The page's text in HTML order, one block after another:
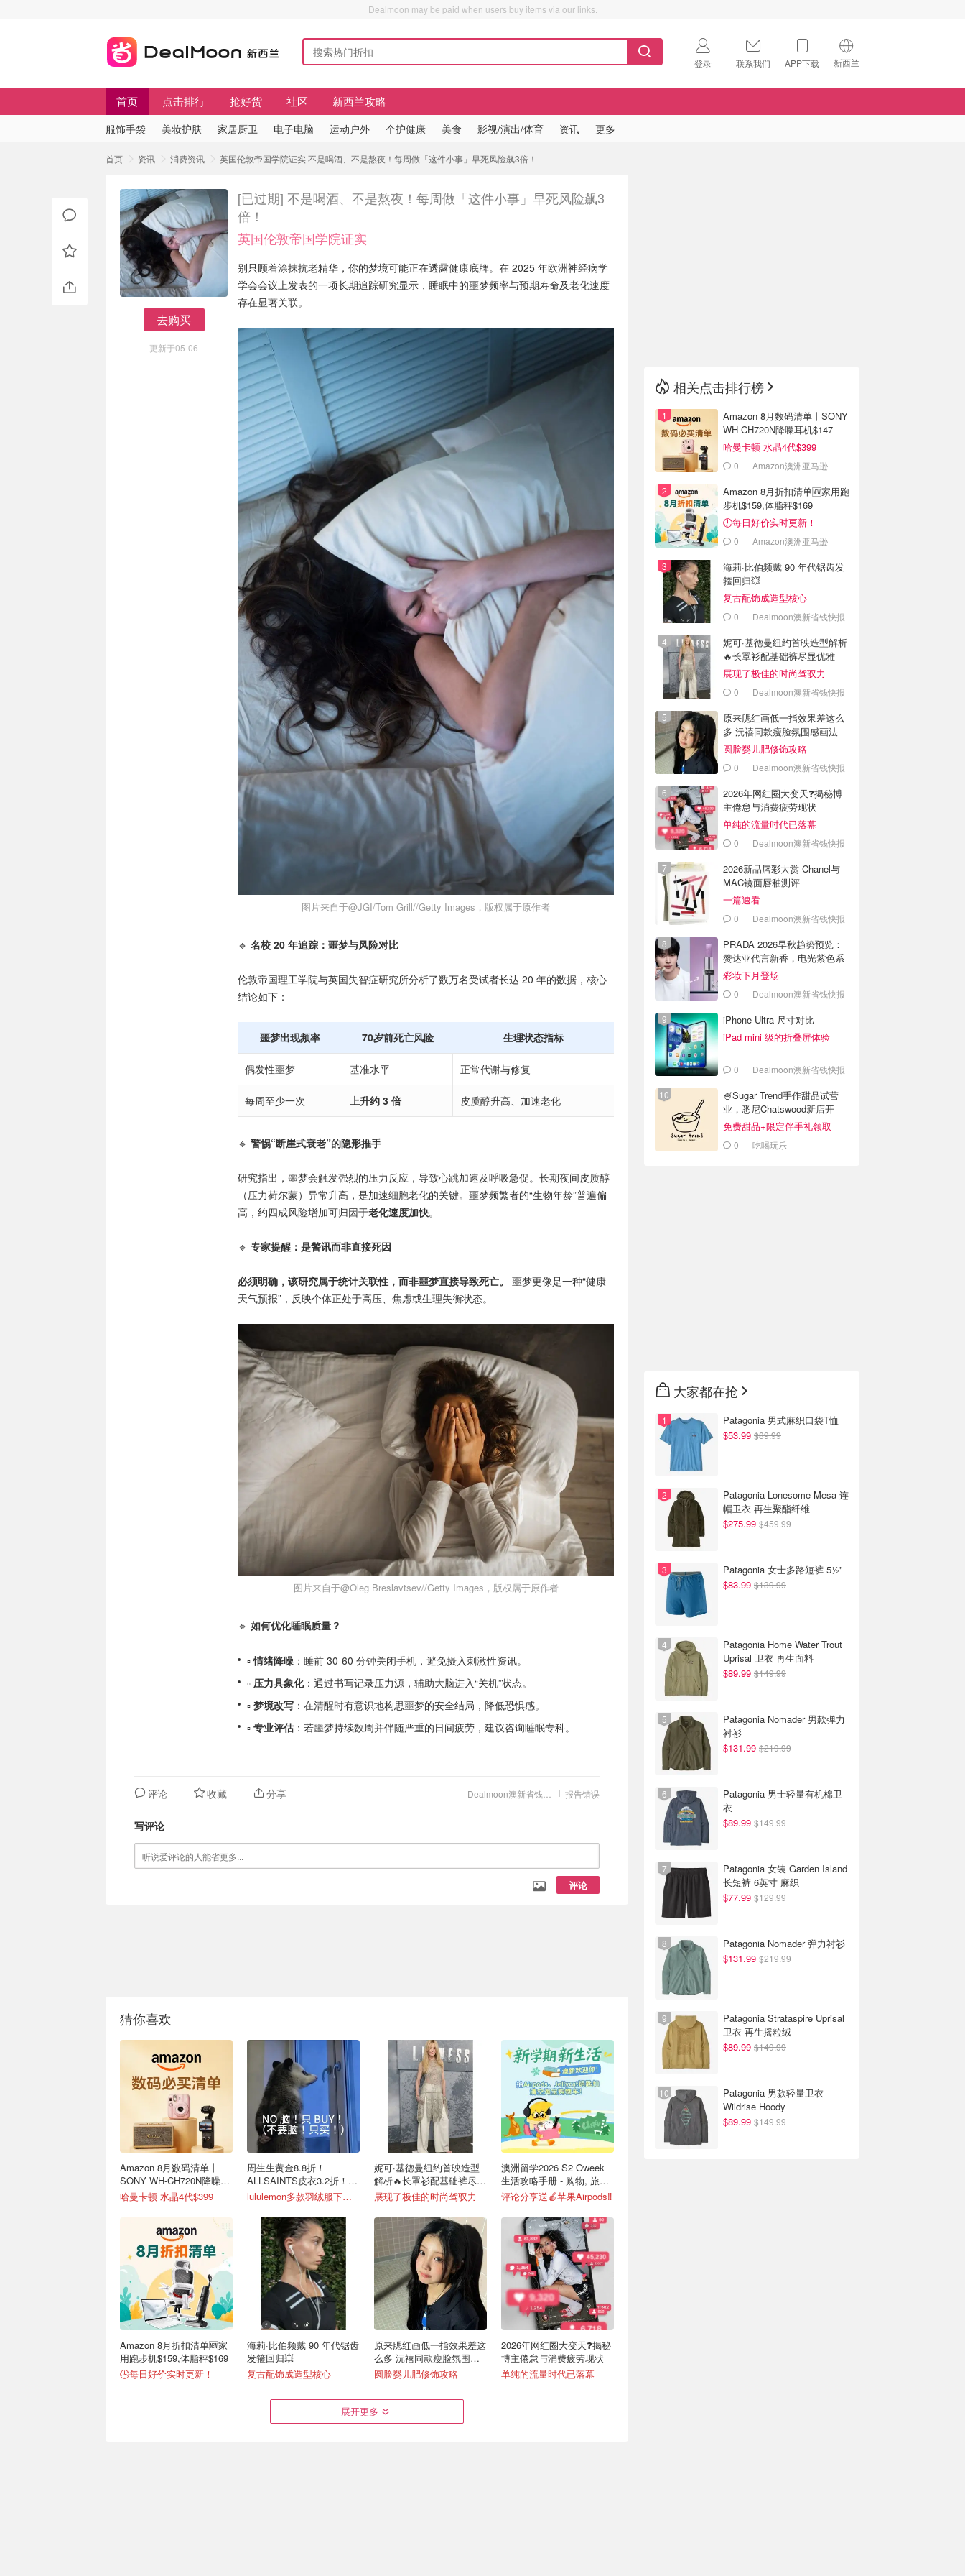
Dealmoon may be paid when users buy items via our links.
登录 联系我们 APP下载 新西兰
🇺🇸
首页 点击排行 抢好货 社区 新西兰攻略
服饰手袋 美妆护肤 家居厨卫 电子电脑 运动户外 个护健康 美食 影视/演出/体育 资讯 更多
首页 资讯 消费资讯 英国伦敦帝国学院证实 不是喝酒、不是熬夜！每周做「这件小事」早死风险飙3倍！
去购买
更新于05-06
[已过期] 不是喝酒、不是熬夜！每周做「这件小事」早死风险飙3
倍！
英国伦敦帝国学院证实
别只顾着涂抹抗老精华，你的梦境可能正在透露健康底牌。在 2025 年欧洲神经病学
学会会议上发表的一项长期追踪研究显示，睡眠中的噩梦频率与预期寿命及老化速度
存在显著关联。
图片来自于@JGI/Tom Grill//Getty Images，版权属于原作者
🔹 名校 20 年追踪：噩梦与风险对比
伦敦帝国理工学院与英国失智症研究所分析了数万名受试者长达 20 年的数据，核心
结论如下：
噩梦出现频率 70岁前死亡风险 生理状态指标
偶发性噩梦 基准水平 正常代谢与修复
每周至少一次 上升约 3 倍 皮质醇升高、加速老化
🔹 警惕“断崖式衰老”的隐形推手
研究指出，噩梦会触发强烈的压力反应，导致心跳加速及呼吸急促。长期夜间皮质醇
（压力荷尔蒙）异常升高，是加速细胞老化的关键。噩梦频繁者的“生物年龄”普遍偏
高，约四成风险增加可归因于老化速度加快。
🔹 专家提醒：是警讯而非直接死因
必须明确，该研究属于统计关联性，而非噩梦直接导致死亡。
噩梦更像是一种“健康
天气预报”，反映个体正处于高压、焦虑或生理失衡状态。
图片来自于@Oleg Breslavtsev//Getty Images，版权属于原作者
🔹 如何优化睡眠质量？
▫️情绪降噪 ：睡前 30-60 分钟关闭手机，避免摄入刺激性资讯。
▫️ 压力具象化：通过书写记录压力源，辅助大脑进入“关机”状态。
▫️ 梦境改写 ：在清醒时有意识地构思噩梦的安全结局，降低恐惧感。
▫️ 专业评估 ：若噩梦持续数周并伴随严重的日间疲劳，建议咨询睡眠专科。
报告错误
评论 收藏 分享
写评论
评论
猜你喜欢
Amazon 8月数码清单丨
SONY WH-CH720N降噪耳
机$147
哈曼卡顿 水晶4代$399
Amazon 8月折扣清单🆕家
用跑步机$159,体脂秤$169
🕒每日好价实时更新！
周生生黄金8.8折！
ALLSAINTS皮衣3.2折！科
颜氏高保湿套装3.9折
lululemon多款羽绒服下折扣！
海莉·比伯频戴 90 年代锯齿
发箍回归💥
复古配饰成造型核心
妮可·基德曼纽约首映造型
解析🔥长罩衫配基础裤尽显
优雅
展现了极佳的时尚驾驭力
原来腮红画低一指效果差这
么多 沅禧同款瘦脸氛围感
画法
圆脸婴儿肥修饰攻略
澳洲留学2026 S2 Oweek
生活攻略手册 - 购物, 旅游,
生活, 美食
评论分享送🍎苹果Airpods‼️
2026年网红圈大变天❓揭秘
博主倦怠与消费疲劳现状
单纯的流量时代已落幕
展开更多
相关点击排行榜
Amazon 8月数码清单丨SONY
WH-CH720N降噪耳机$147
哈曼卡顿 水晶4代$399
0 Amazon澳洲亚马逊
Amazon 8月折扣清单🆕家用跑
步机$159,体脂秤$169
🕒每日好价实时更新！
0 Amazon澳洲亚马逊
海莉·比伯频戴 90 年代锯齿发
箍回归💥
复古配饰成造型核心
0 Dealmoon澳新省钱快报
妮可·基德曼纽约首映造型解析
🔥长罩衫配基础裤尽显优雅
展现了极佳的时尚驾驭力
0 Dealmoon澳新省钱快报
原来腮红画低一指效果差这么
多 沅禧同款瘦脸氛围感画法
圆脸婴儿肥修饰攻略
0 Dealmoon澳新省钱快报
2026年网红圈大变天❓揭秘博
主倦怠与消费疲劳现状
单纯的流量时代已落幕
0 Dealmoon澳新省钱快报
2026新品唇彩大赏 Chanel与
MAC镜面唇釉测评
一篇速看
0 Dealmoon澳新省钱快报
PRADA 2026早秋趋势预览：
赞达亚代言新香，电光紫色系
彩妆下月登场
0 Dealmoon澳新省钱快报
iPhone Ultra 尺寸对比
iPad mini 级的折叠屏体验
0 Dealmoon澳新省钱快报
🍧Sugar Trend手作甜品试营
业，悉尼Chatswood新店开
业！
免费甜品+限定伴手礼领取
0 吃喝玩乐
大家都在抢
Patagonia 男式麻织口袋T恤
$53.99 $89.99
Patagonia Lonesome Mesa 连
帽卫衣 再生聚酯纤维
$275.99 $459.99
Patagonia 女士多路短裤 5½"
$83.99 $139.99
Patagonia Home Water Trout
Uprisal 卫衣 再生面料
$89.99 $149.99
Patagonia Nomader 男款弹力
衬衫
$131.99 $219.99
Patagonia 男士轻量有机棉卫
衣
$89.99 $149.99
Patagonia 女装 Garden Island
长短裤 6英寸 麻织
$77.99 $129.99
Patagonia Nomader 弹力衬衫
$131.99 $219.99
Patagonia Strataspire Uprisal
卫衣 再生摇粒绒
$89.99 $149.99
Patagonia 男款轻量卫衣
Wildrise Hoody
$89.99 $149.99